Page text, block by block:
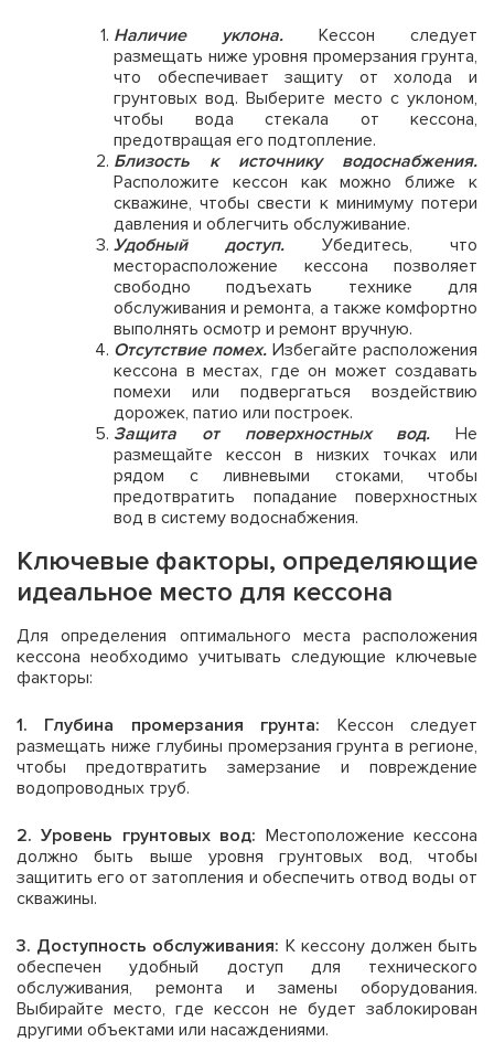
Наличие уклона. Кессон следует
размещать ниже уровня промерзания грунта,
что обеспечивает защиту от холода и
грунтовых вод. Выберите место с уклоном,
чтобы вода стекала от кессона,
предотвращая его подтопление.
Близость к источнику водоснабжения.
Расположите кессон как можно ближе к
скважине, чтобы свести к минимуму потери
давления и облегчить обслуживание.
Удобный доступ. Убедитесь, что
месторасположение кессона позволяет
свободно подъехать технике для
обслуживания и ремонта, а также комфортно
выполнять осмотр и ремонт вручную.
Отсутствие помех. Избегайте расположения
кессона в местах, где он может создавать
помехи или подвергаться воздействию
дорожек, патио или построек.
Защита от поверхностных вод. Не
размещайте кессон в низких точках или
рядом с ливневыми стоками, чтобы
предотвратить попадание поверхностных
вод в систему водоснабжения.
Ключевые факторы, определяющие
идеальное место для кессона
Для определения оптимального места расположения
кессона необходимо учитывать следующие ключевые
факторы:
1. Глубина промерзания грунта: Кессон следует
размещать ниже глубины промерзания грунта в регионе,
чтобы предотвратить замерзание и повреждение
водопроводных труб.
2. Уровень грунтовых вод: Местоположение кессона
должно быть выше уровня грунтовых вод, чтобы
защитить его от затопления и обеспечить отвод воды от
скважины.
3. Доступность обслуживания: К кессону должен быть
обеспечен удобный доступ для технического
обслуживания, ремонта и замены оборудования.
Выбирайте место, где кессон не будет заблокирован
другими объектами или насаждениями.